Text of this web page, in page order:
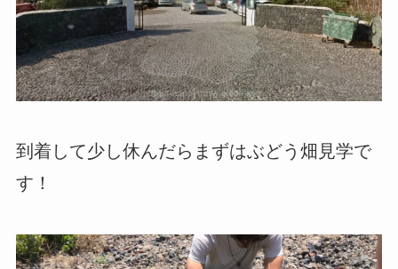
到着して少し休んだらまずはぶどう畑見学で
す！